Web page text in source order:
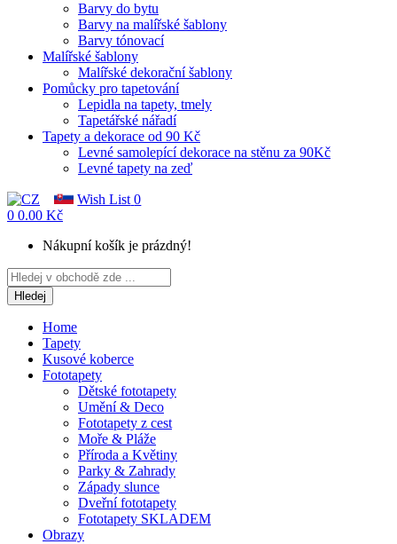
Barvy do bytu
Barvy na malířské šablony
Barvy tónovací
Malířské šablony
Malířské dekorační šablony
Pomůcky pro tapetování
Lepidla na tapety, tmely
Tapetářské nářadí
Tapety a dekorace od 90 Kč
Levné samolepící dekorace na stěnu za 90Kč
Levné tapety na zeď
Wish List 0
0 0.00 Kč
Nákupní košík je prázdný!
Hledej
Home
Tapety
Kusové koberce
Fototapety
Dětské fototapety
Umění & Deco
Fototapety z cest
Moře & Pláže
Příroda a Květiny
Parky & Zahrady
Západy slunce
Dveřní fototapety
Fototapety SKLADEM
Obrazy